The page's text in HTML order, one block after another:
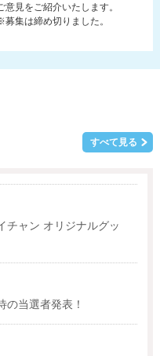
意見をご紹介いたします。
募集は締め切りました。
すべて見る
チャン オリジナルグッ
の当選者発表！